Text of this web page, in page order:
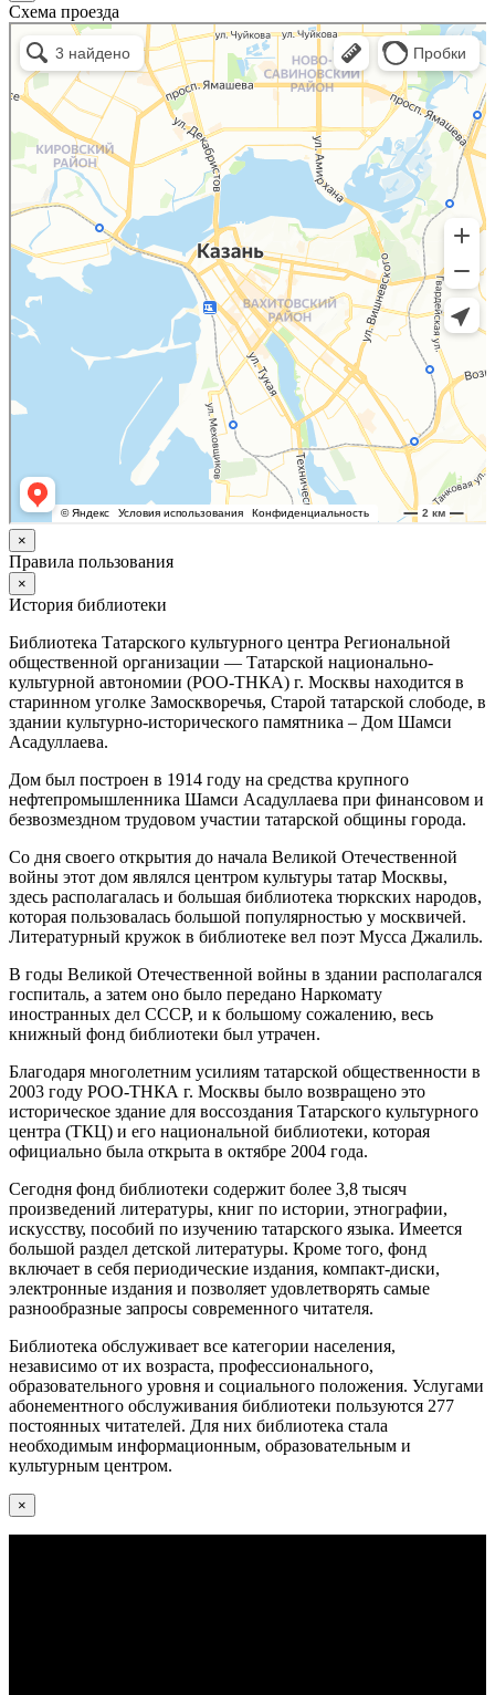
Схема проезда
Казань
Малый Татарский переулок, 8 на карте Москвы, ближайшее метро Новокузнецкая —
Яндекс.Карты
×
Правила пользования
×
История библиотеки
Библиотека Татарского культурного центра Региональной
общественной организации — Татарской национально-
культурной автономии (РОО-ТНКА) г. Москвы находится в
старинном уголке Замоскворечья, Старой татарской слободе, в
здании культурно-исторического памятника – Дом Шамси
Асадуллаева.
Дом был построен в 1914 году на средства крупного
нефтепромышленника Шамси Асадуллаева при финансовом и
безвозмездном трудовом участии татарской общины города.
Со дня своего открытия до начала Великой Отечественной
войны этот дом являлся центром культуры татар Москвы,
здесь располагалась и большая библиотека тюркских народов,
которая пользовалась большой популярностью у москвичей.
Литературный кружок в библиотеке вел поэт Мусса Джалиль.
В годы Великой Отечественной войны в здании располагался
госпиталь, а затем оно было передано Наркомату
иностранных дел СССР, и к большому сожалению, весь
книжный фонд библиотеки был утрачен.
Благодаря многолетним усилиям татарской общественности в
2003 году РОО-ТНКА г. Москвы было возвращено это
историческое здание для воссоздания Татарского культурного
центра (ТКЦ) и его национальной библиотеки, которая
официально была открыта в октябре 2004 года.
Сегодня фонд библиотеки содержит более 3,8 тысяч
произведений литературы, книг по истории, этнографии,
искусству, пособий по изучению татарского языка. Имеется
большой раздел детской литературы. Кроме того, фонд
включает в себя периодические издания, компакт-диски,
электронные издания и позволяет удовлетворять самые
разнообразные запросы современного читателя.
Библиотека обслуживает все категории населения,
независимо от их возраста, профессионального,
образовательного уровня и социального положения. Услугами
абонементного обслуживания библиотеки пользуются 277
постоянных читателей. Для них библиотека стала
необходимым информационным, образовательным и
культурным центром.
×